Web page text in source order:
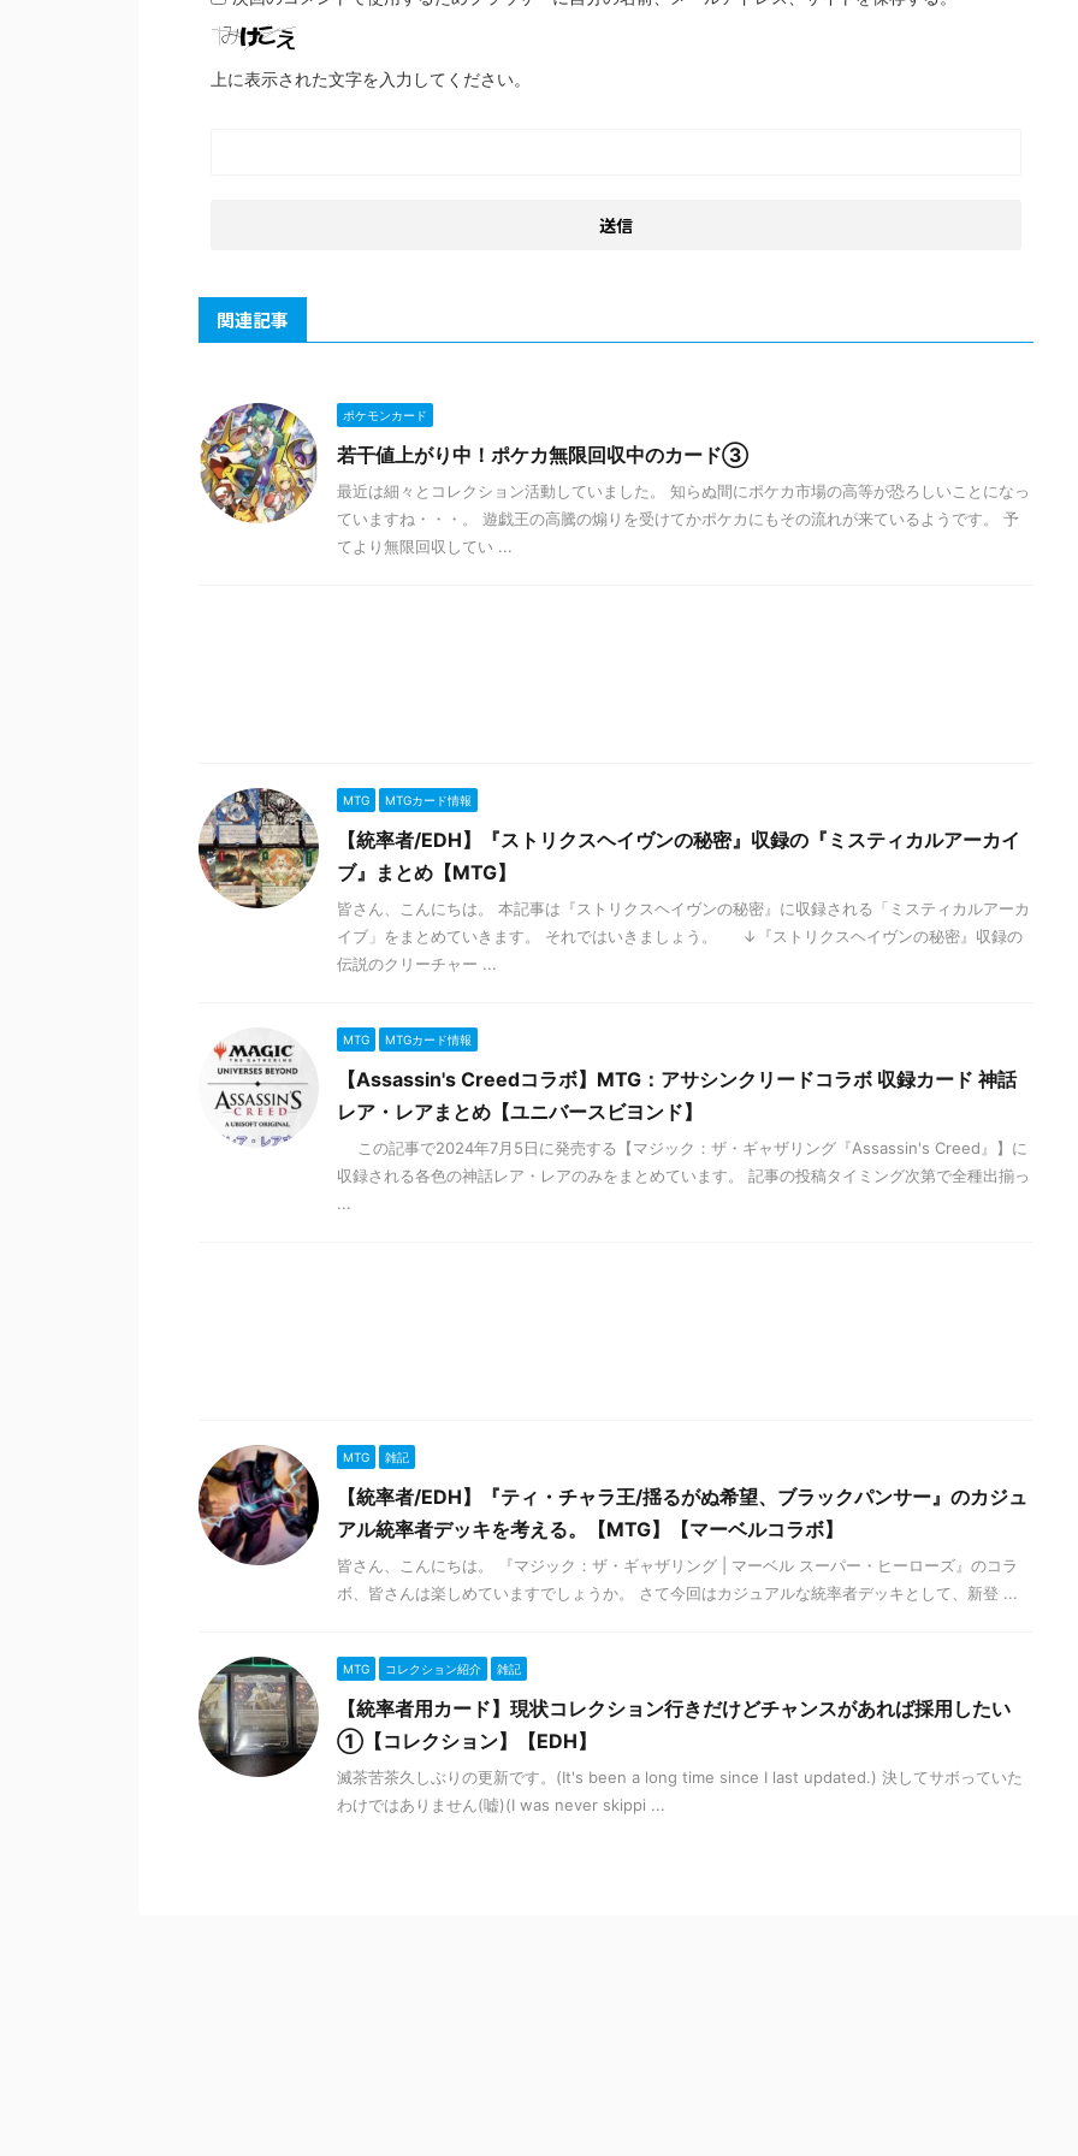
上に表示された文字を入力してください。
関連記事
ポケモンカード
若干値上がり中！ポケカ無限回収中のカード③
最近は細々とコレクション活動していました。 知らぬ間にポケカ市場の高等が恐ろしいことになっ
ていますね・・・。 遊戯王の高騰の煽りを受けてかポケカにもその流れが来ているようです。 予
てより無限回収してい ...
MTG MTGカード情報
【統率者/EDH】『ストリクスヘイヴンの秘密』収録の『ミスティカルアーカイ
ブ』まとめ【MTG】
皆さん、こんにちは。 本記事は『ストリクスヘイヴンの秘密』に収録される「ミスティカルアーカ
イブ」をまとめていきます。 それではいきましょう。 ↓『ストリクスヘイヴンの秘密』収録の
伝説のクリーチャー ...
MTG MTGカード情報
【Assassin's Creedコラボ】MTG：アサシンクリードコラボ 収録カード 神話
レア・レアまとめ【ユニバースビヨンド】
この記事で2024年7月5日に発売する【マジック：ザ・ギャザリング『Assassin's Creed』】に
収録される各色の神話レア・レアのみをまとめています。 記事の投稿タイミング次第で全種出揃っ
...
MTG 雑記
【統率者/EDH】『ティ・チャラ王/揺るがぬ希望、ブラックパンサー』のカジュ
アル統率者デッキを考える。【MTG】【マーベルコラボ】
皆さん、こんにちは。 『マジック：ザ・ギャザリング | マーベル スーパー・ヒーローズ』のコラ
ボ、皆さんは楽しめていますでしょうか。 さて今回はカジュアルな統率者デッキとして、新登 ...
MTG コレクション紹介 雑記
【統率者用カード】現状コレクション行きだけどチャンスがあれば採用したい
①【コレクション】【EDH】
滅茶苦茶久しぶりの更新です。(It's been a long time since I last updated.) 決してサボっていた
わけではありません(嘘)(I was never skippi ...